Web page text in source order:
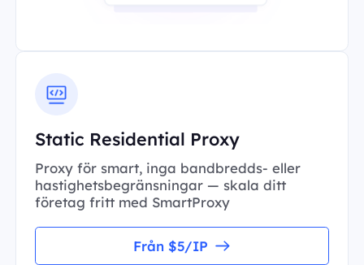
Static Residential Proxy
Proxy för smart, inga bandbredds- eller
hastighetsbegränsningar — skala ditt
företag fritt med SmartProxy
Från $5/IP